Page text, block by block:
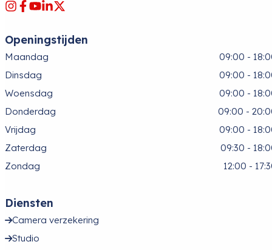
Openingstijden
Maandag
09:00 -
Dinsdag
09:00 -
Woensdag
09:00 -
Donderdag
09:00 -
Vrijdag
09:00 -
Zaterdag
09:30 -
Zondag
12:00 -
Diensten
Camera verzekering
Studio